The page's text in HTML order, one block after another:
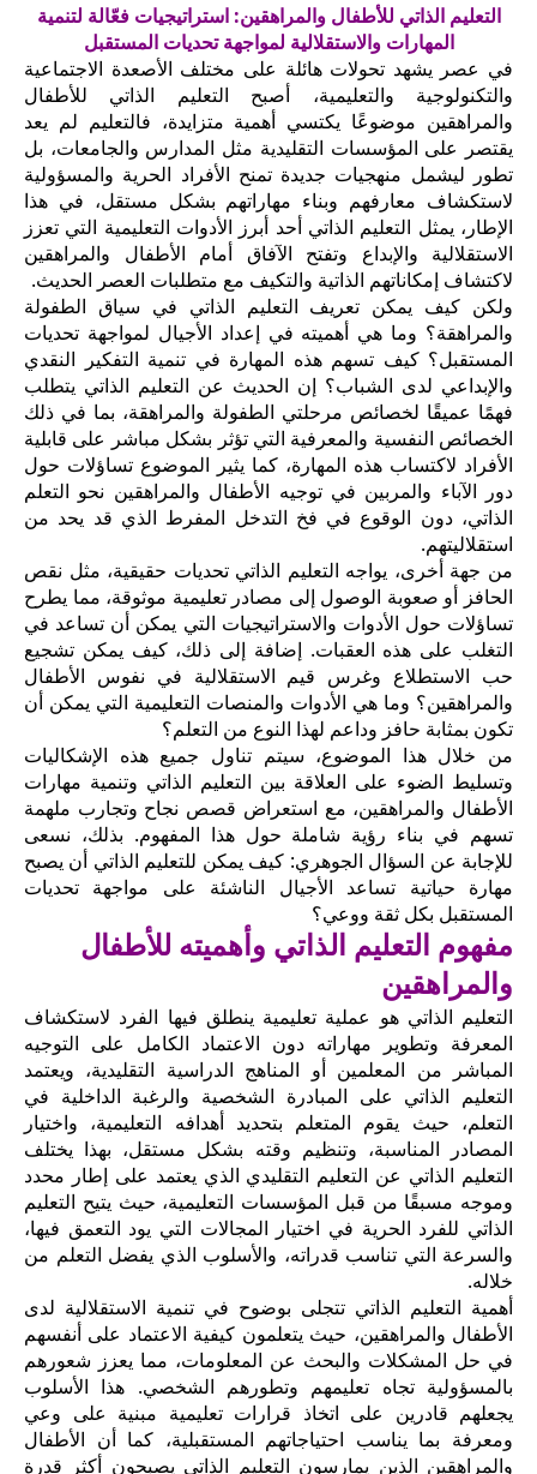
التعليم الذاتي للأطفال والمراهقين: استراتيجيات فعّالة لتنمية
المهارات والاستقلالية لمواجهة تحديات المستقبل
في عصر يشهد تحولات هائلة على مختلف الأصعدة الاجتماعية
والتكنولوجية والتعليمية، أصبح التعليم الذاتي للأطفال
والمراهقين موضوعًا يكتسي أهمية متزايدة، فالتعليم لم يعد
يقتصر على المؤسسات التقليدية مثل المدارس والجامعات، بل
تطور ليشمل منهجيات جديدة تمنح الأفراد الحرية والمسؤولية
لاستكشاف معارفهم وبناء مهاراتهم بشكل مستقل، في هذا
الإطار، يمثل التعليم الذاتي أحد أبرز الأدوات التعليمية التي تعزز
الاستقلالية والإبداع وتفتح الآفاق أمام الأطفال والمراهقين
لاكتشاف إمكاناتهم الذاتية والتكيف مع متطلبات العصر الحديث.
ولكن كيف يمكن تعريف التعليم الذاتي في سياق الطفولة
والمراهقة؟ وما هي أهميته في إعداد الأجيال لمواجهة تحديات
المستقبل؟ كيف تسهم هذه المهارة في تنمية التفكير النقدي
والإبداعي لدى الشباب؟ إن الحديث عن التعليم الذاتي يتطلب
فهمًا عميقًا لخصائص مرحلتي الطفولة والمراهقة، بما في ذلك
الخصائص النفسية والمعرفية التي تؤثر بشكل مباشر على قابلية
الأفراد لاكتساب هذه المهارة، كما يثير الموضوع تساؤلات حول
دور الآباء والمربين في توجيه الأطفال والمراهقين نحو التعلم
الذاتي، دون الوقوع في فخ التدخل المفرط الذي قد يحد من
استقلاليتهم.
من جهة أخرى، يواجه التعليم الذاتي تحديات حقيقية، مثل نقص
الحافز أو صعوبة الوصول إلى مصادر تعليمية موثوقة، مما يطرح
تساؤلات حول الأدوات والاستراتيجيات التي يمكن أن تساعد في
التغلب على هذه العقبات. إضافة إلى ذلك، كيف يمكن تشجيع
حب الاستطلاع وغرس قيم الاستقلالية في نفوس الأطفال
والمراهقين؟ وما هي الأدوات والمنصات التعليمية التي يمكن أن
تكون بمثابة حافز وداعم لهذا النوع من التعلم؟
من خلال هذا الموضوع، سيتم تناول جميع هذه الإشكاليات
وتسليط الضوء على العلاقة بين التعليم الذاتي وتنمية مهارات
الأطفال والمراهقين، مع استعراض قصص نجاح وتجارب ملهمة
تسهم في بناء رؤية شاملة حول هذا المفهوم. بذلك، نسعى
للإجابة عن السؤال الجوهري: كيف يمكن للتعليم الذاتي أن يصبح
مهارة حياتية تساعد الأجيال الناشئة على مواجهة تحديات
المستقبل بكل ثقة ووعي؟
مفهوم التعليم الذاتي وأهميته للأطفال
والمراهقين
التعليم الذاتي هو عملية تعليمية ينطلق فيها الفرد لاستكشاف
المعرفة وتطوير مهاراته دون الاعتماد الكامل على التوجيه
المباشر من المعلمين أو المناهج الدراسية التقليدية، ويعتمد
التعليم الذاتي على المبادرة الشخصية والرغبة الداخلية في
التعلم، حيث يقوم المتعلم بتحديد أهدافه التعليمية، واختيار
المصادر المناسبة، وتنظيم وقته بشكل مستقل، بهذا يختلف
التعليم الذاتي عن التعليم التقليدي الذي يعتمد على إطار محدد
وموجه مسبقًا من قبل المؤسسات التعليمية، حيث يتيح التعليم
الذاتي للفرد الحرية في اختيار المجالات التي يود التعمق فيها،
والسرعة التي تناسب قدراته، والأسلوب الذي يفضل التعلم من
خلاله.
أهمية التعليم الذاتي تتجلى بوضوح في تنمية الاستقلالية لدى
الأطفال والمراهقين، حيث يتعلمون كيفية الاعتماد على أنفسهم
في حل المشكلات والبحث عن المعلومات، مما يعزز شعورهم
بالمسؤولية تجاه تعليمهم وتطورهم الشخصي. هذا الأسلوب
يجعلهم قادرين على اتخاذ قرارات تعليمية مبنية على وعي
ومعرفة بما يناسب احتياجاتهم المستقبلية، كما أن الأطفال
والمراهقين الذين يمارسون التعليم الذاتي يصبحون أكثر قدرة